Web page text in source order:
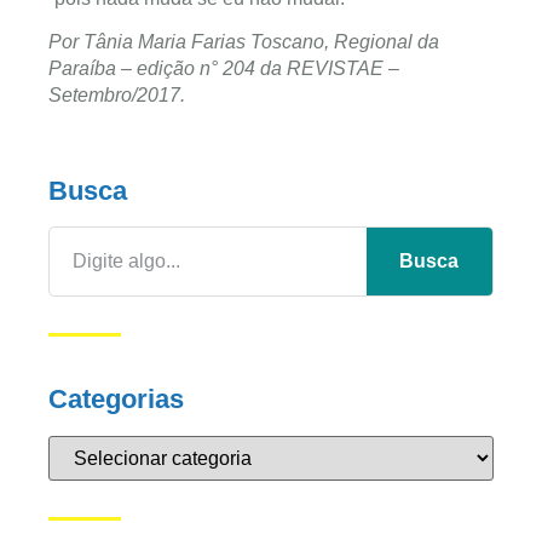
Por Tânia Maria Farias Toscano, Regional da
Paraíba – edição n° 204 da REVISTAE –
Setembro/2017.
Busca
Busca
Categorias